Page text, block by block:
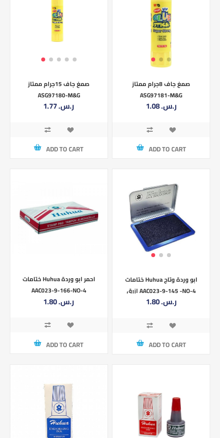
صمغ جاف 15جرام ممتاز
ASG97180-M&G
1.77 ر.س.‏
ADD TO CART
صمغ جاف 8جرام ممتاز
ASG97181-M&G
1.08 ر.س.‏
ADD TO CART
ختامات Huhua احمر ابو وردة
AAC023-9-166-NO-4
1.80 ر.س.‏
ADD TO CART
ختامات Huhua ابو وردة وتاج
ازرق AAC023-9-145 -NO-4
1.80 ر.س.‏
ADD TO CART